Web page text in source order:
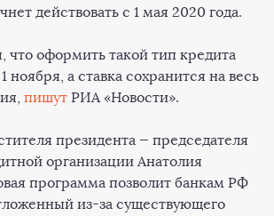
действовать с 1 мая 2020 года.
что оформить такой тип кредита
ноября, а ставка сохранится на весь
пишут РИА «Новости».
президента — председателя
организации Анатолия
программа позволит банкам РФ
из-за существующего